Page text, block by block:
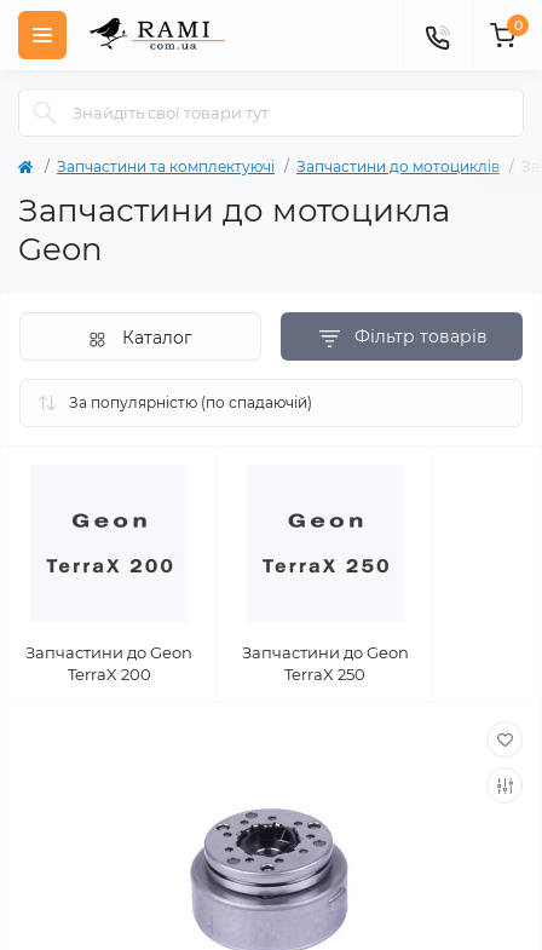
0
Запчастини та комплектуючі Запчастини до мотоциклів
Запчастини до мотоцикла
Geon
Фільтр товарів
Каталог
Запчастини до Geon
TerraX 200
Запчастини до Geon
TerraX 250